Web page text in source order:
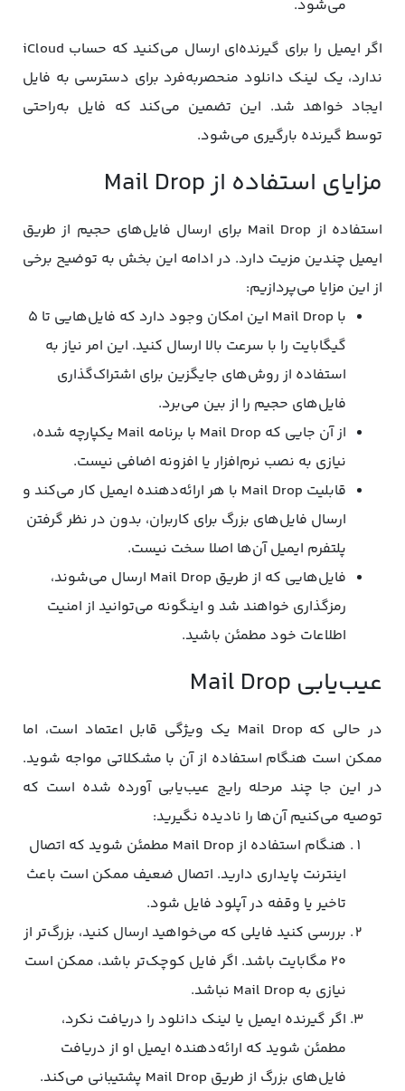
می‌شود.
اگر ایمیل را برای گیرنده‌ای ارسال می‌کنید که حساب iCloud
ندارد، یک لینک دانلود منحصربه‌فرد برای دسترسی به فایل
ایجاد خواهد شد. این تضمین می‌کند که فایل به‌راحتی
توسط گیرنده بارگیری می‌شود.
مزایای استفاده از Mail Drop
استفاده از Mail Drop برای ارسال فایل‌های حجیم از طریق
ایمیل چندین مزیت دارد. در ادامه این بخش به توضیح برخی
از این مزایا می‌پردازیم:
با Mail Drop این امکان وجود دارد که فایل‌هایی تا ۵
گیگابایت را با سرعت بالا ارسال کنید. این امر نیاز به
استفاده از روش‌های جایگزین برای اشتراک‌گذاری
فایل‌های حجیم را از بین می‌برد.
از آن جایی که Mail Drop با برنامه Mail یکپارچه شده،
نیازی به نصب نرم‌افزار یا افزونه اضافی نیست.
قابلیت Mail Drop با هر ارائه‌دهنده ایمیل کار می‌کند و
ارسال فایل‌های بزرگ برای کاربران، بدون در نظر گرفتن
پلتفرم ایمیل آن‌ها اصلا سخت نیست.
فایل‌هایی که از طریق Mail Drop ارسال می‌شوند،
رمزگذاری خواهند شد و اینگونه می‌توانید از امنیت
اطلاعات خود مطمئن باشید.
عیب‌یابی Mail Drop
در حالی که Mail Drop یک ویژگی قابل اعتماد است، اما
ممکن است هنگام استفاده از آن با مشکلاتی مواجه شوید.
در این جا چند مرحله رایج عیب‌یابی آورده شده است که
توصیه می‌کنیم آن‌ها را نادیده نگیرید:
هنگام استفاده از Mail Drop مطمئن شوید که اتصال
اینترنت پایداری دارید. اتصال ضعیف ممکن است باعث
تاخیر یا وقفه در آپلود فایل شود.
بررسی کنید فایلی که می‌خواهید ارسال کنید، بزرگ‌تر از
۲۰ مگابایت باشد. اگر فایل کوچک‌تر باشد، ممکن است
نیازی به Mail Drop نباشد.
اگر گیرنده ایمیل یا لینک دانلود را دریافت نکرد،
مطمئن شوید که ارائه‌دهنده ایمیل او از دریافت
فایل‌های بزرگ از طریق Mail Drop پشتیبانی می‌کند.